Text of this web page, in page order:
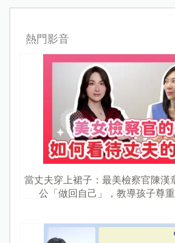
熱門影音
當丈夫穿上裙子：最美檢察官陳漢
公「做回自己」，教導孩子尊